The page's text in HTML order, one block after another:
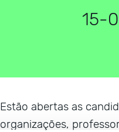
15-
Estão abertas as
organizações,